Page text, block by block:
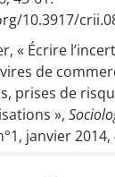
10.3917/
« Écrire
de
prises de
»,
janvier 2014,